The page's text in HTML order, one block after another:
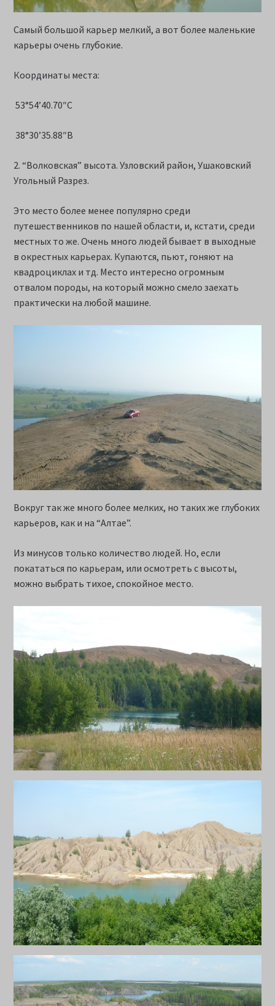
Самый большой карьер мелкий, а вот более маленькие
карьеры очень глубокие.
Координаты места:
53°54’40.70″С
38°30’35.88″В
2. “Волковская” высота. Узловский район, Ушаковский
Угольный Разрез.
Это место более менее популярно среди
путешественников по нашей области, и, кстати, среди
местных то же. Очень много людей бывает в выходные
в окрестных карьерах. Купаются, пьют, гоняют на
квадроциклах и тд. Место интересно огромным
отвалом породы, на который можно смело заехать
практически на любой машине.
Вокруг так же много более мелких, но таких же глубоких
карьеров, как и на “Алтае”.
Из минусов только количество людей. Но, если
покататься по карьерам, или осмотреть с высоты,
можно выбрать тихое, спокойное место.